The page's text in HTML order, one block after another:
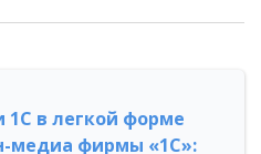
1С в легкой форме
медиа фирмы «1С»: